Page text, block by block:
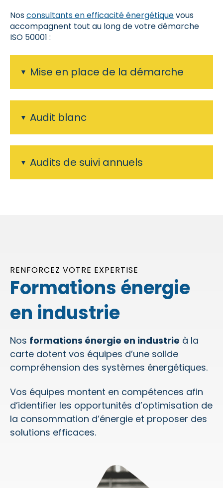
Nosconsultants en efficacité énergétiquevous
accompagnent tout au long de votre démarche
ISO 50001 :
Mise en place de la démarche
Audit blanc
Audits de suivi annuels
RENFORCEZ VOTRE EXPERTISE
Formations énergie
en industrie
Nos formations énergie en industrie à la
carte dotent vos équipes d’une solide
compréhension des systèmes énergétiques.
Vos équipes montent en compétences afin
d’identifier les opportunités d’optimisation de
la consommation d’énergie et proposer des
solutions efficaces.